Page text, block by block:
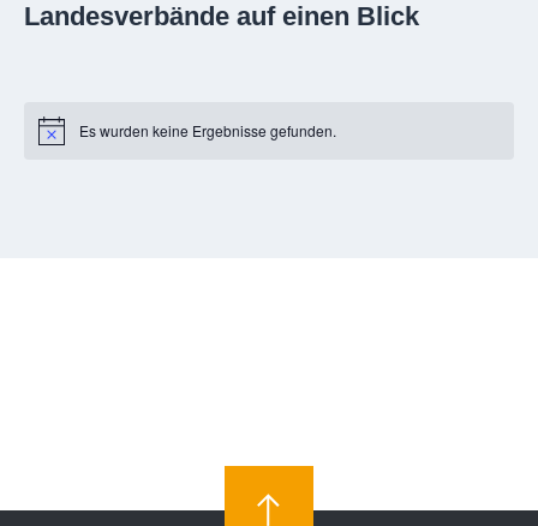
Landesverbände auf einen Blick
Notice Es wurden keine Ergebnisse gefunden.